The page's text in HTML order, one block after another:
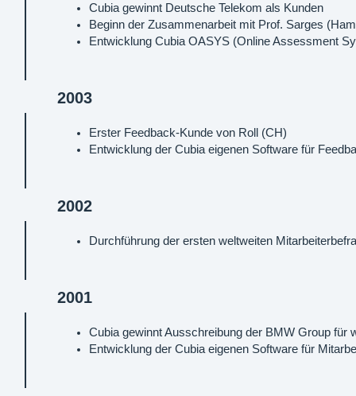
Cubia gewinnt Deutsche Telekom als Kunden
Beginn der Zusammenarbeit mit Prof. Sarges
Entwicklung Cubia OASYS (Online Assessment
2003
Erster Feedback-Kunde von Roll (CH)
Entwicklung der Cubia eigenen Software für
2002
Durchführung der ersten weltweiten
2001
Cubia gewinnt Ausschreibung der BMW Group für
Entwicklung der Cubia eigenen Software für